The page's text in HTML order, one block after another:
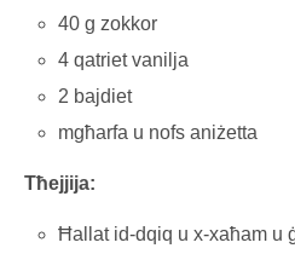
40 g zokkor
4 qatriet vanilja
2 bajdiet
mgħarfa u nofs aniżetta
Tħejjija:
Ħallat id-dqiq u x-xaħam u